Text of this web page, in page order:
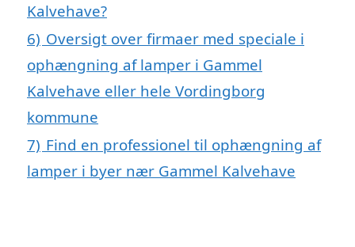
Kalvehave?
6) Oversigt over firmaer med speciale i
ophængning af lamper i Gammel
Kalvehave eller hele Vordingborg
kommune
7) Find en professionel til ophængning af
lamper i byer nær Gammel Kalvehave